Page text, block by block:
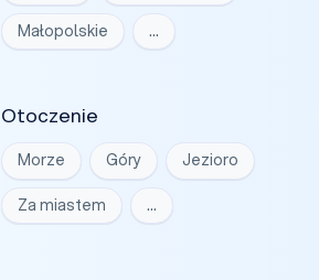
Małopolskie …
Otoczenie
Morze Góry Jezioro
Za miastem …